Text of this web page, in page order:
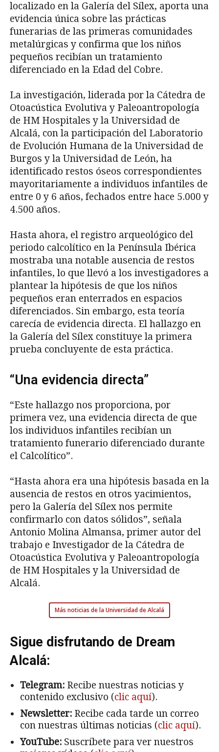
localizado en la Galería del Sílex, aporta una
evidencia única sobre las prácticas
funerarias de las primeras comunidades
metalúrgicas y confirma que los niños
pequeños recibían un tratamiento
diferenciado en la Edad del Cobre.
La investigación, liderada por la Cátedra de
Otoacústica Evolutiva y Paleoantropología
de HM Hospitales y la Universidad de
Alcalá, con la participación del Laboratorio
de Evolución Humana de la Universidad de
Burgos y la Universidad de León, ha
identificado restos óseos correspondientes
mayoritariamente a individuos infantiles de
entre 0 y 6 años, fechados entre hace 5.000 y
4.500 años.
Hasta ahora, el registro arqueológico del
periodo calcolítico en la Península Ibérica
mostraba una notable ausencia de restos
infantiles, lo que llevó a los investigadores a
plantear la hipótesis de que los niños
pequeños eran enterrados en espacios
diferenciados. Sin embargo, esta teoría
carecía de evidencia directa. El hallazgo en
la Galería del Sílex constituye la primera
prueba concluyente de esta práctica.
“Una evidencia directa”
“Este hallazgo nos proporciona, por
primera vez, una evidencia directa de que
los individuos infantiles recibían un
tratamiento funerario diferenciado durante
el Calcolítico”.
“Hasta ahora era una hipótesis basada en la
ausencia de restos en otros yacimientos,
pero la Galería del Sílex nos permite
confirmarlo con datos sólidos”, señala
Antonio Molina Almansa, primer autor del
trabajo e Investigador de la Cátedra de
Otoacústica Evolutiva y Paleoantropología
de HM Hospitales y la Universidad de
Alcalá.
Más noticias de la Universidad de Alcalá
Sigue disfrutando de Dream
Alcalá:
Telegram: Recibe nuestras noticias y
contenido exclusivo (clic aquí).
Newsletter: Recibe cada tarde un correo
con nuestras últimas noticias (clic aquí).
YouTube: Suscríbete para ver nuestros